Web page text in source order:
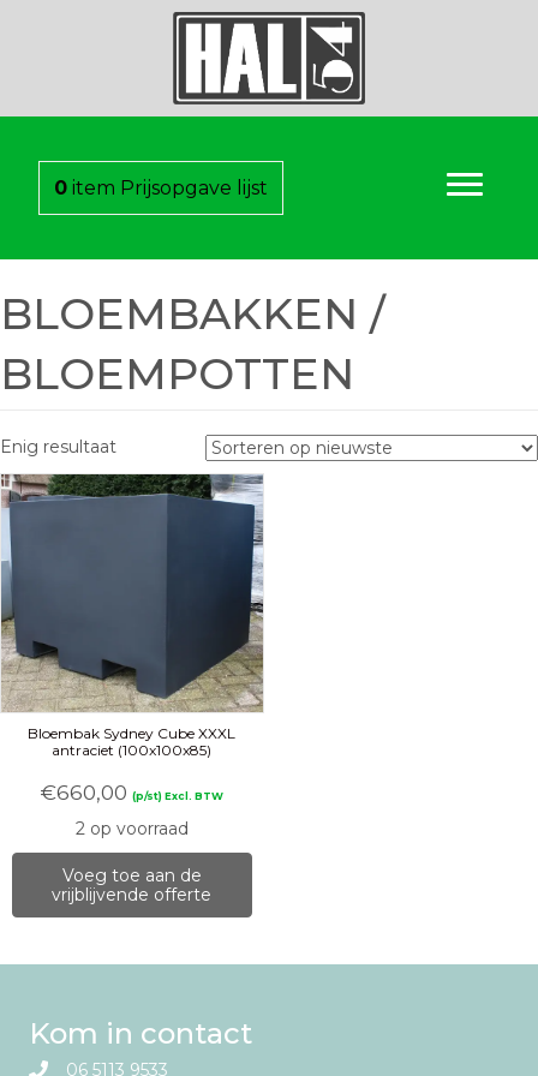
0 item Prijsopgave lijst
BLOEMBAKKEN /
BLOEMPOTTEN
Enig resultaat
Bloembak Sydney Cube XXXL
antraciet (100x100x85)
€660,00 (p/st) Excl. BTW
2 op voorraad
Voeg toe aan de
vrijblijvende offerte
Kom in contact
06 5113 9533